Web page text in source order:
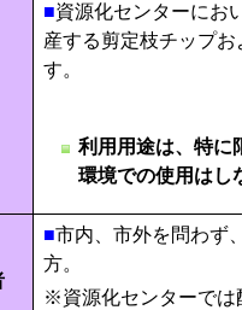
■資源化センターにお
産する剪定枝チップ
す。
利用用途は、特に
環境での使用はし
■市内、市外を問わず
方。
※資源化センターでは